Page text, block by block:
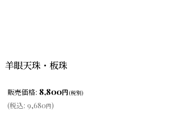
羊眼天珠・板珠
販売価格: 8,800円(税別)
(税込: 9,680円)